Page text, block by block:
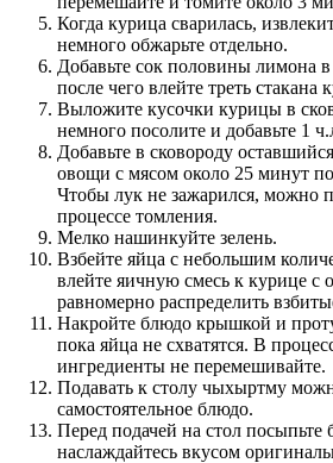
Когда курица сварилась,
немного обжарьте отдельно.
Добавьте сок половины лимона
после чего влейте треть стакана
Выложите кусочки курицы в
немного посолите и добавьте 1
Добавьте в сковороду
овощи с мясом около 25 минут
Чтобы лук не зажарился, можно
процессе томления.
Мелко нашинкуйте зелень.
Взбейте яйца с небольшим
влейте яичную смесь к курице с
равномерно распределить
Накройте блюдо крышкой и
пока яйца не схватятся. В
ингредиенты не перемешивайте.
Подавать к столу чыхыртму
самостоятельное блюдо.
Перед подачей на стол посыпьте
наслаждайтесь вкусом